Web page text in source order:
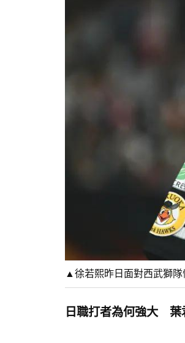
▲徐若熙昨日面對西武獅隊
日職打者為何強大 葉